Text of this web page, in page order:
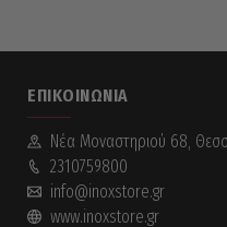
ΕΠΙΚΟΙΝΩΝΊΑ
Νέα Mοναστηριού 68,
2310759800
info@inoxstore.gr
www.inoxstore.gr